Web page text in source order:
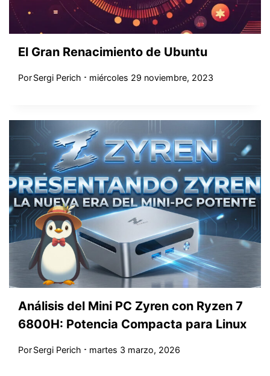
El Gran Renacimiento de Ubuntu
PorSergi Perich miércoles 29 noviembre, 2023
Análisis del Mini PC Zyren con Ryzen 7
6800H: Potencia Compacta para Linux
PorSergi Perich martes 3 marzo, 2026